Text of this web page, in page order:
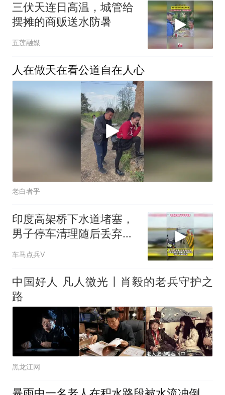
三伏天连日高温，城管给
摆摊的商贩送水防暑
五莲融媒
人在做天在看公道自在人心
老白者乎
印度高架桥下水道堵塞，
男子停车清理随后丢弃垃
圾的举动引起热议
车马点兵V
中国好人 凡人微光丨肖毅的老兵守护之
路
黑龙江网